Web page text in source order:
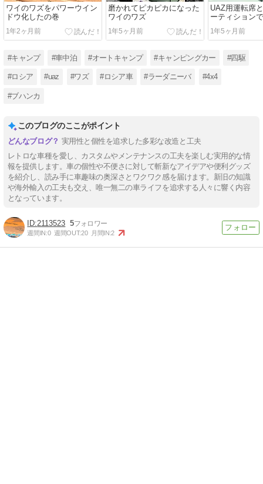
ワイのワズをパワーウイン
ドウ化したの巻
1年2ヶ月前
磨かれてピカピカになった
ワイのワズ
1年5ヶ月前
UAZ用運転席
ーティション
ッチリかな
1年5ヶ月前
#キャンプ #車中泊 #オートキャンプ #キャンピングカー #四駆
#ロシア #uaz #ワズ #ロシア車 #ラーダニーバ #4x4
#ブハンカ
このブログのここがポイント
実用性と個性を追求した多彩な改造と工夫
レトロな車種を愛し、カスタムやメンテナンスの工夫を楽しむ実用的な情
報を提供します。車の個性や不便さに対して斬新なアイデアや便利グッズ
を紹介し、読み手に車趣味の奥深さとワクワク感を届けます。新旧の知識
や海外輸入の工夫も交え、唯一無二の車ライフを追求する人々に響く内容
となっています。
2113523 5
週間IN:0 週間OUT:20 月間IN:2